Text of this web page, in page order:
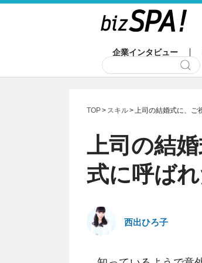
企業インタビュー
TOP スキル 上司の結婚式に、ご
上司の結
式に呼ば
西出ひろ子